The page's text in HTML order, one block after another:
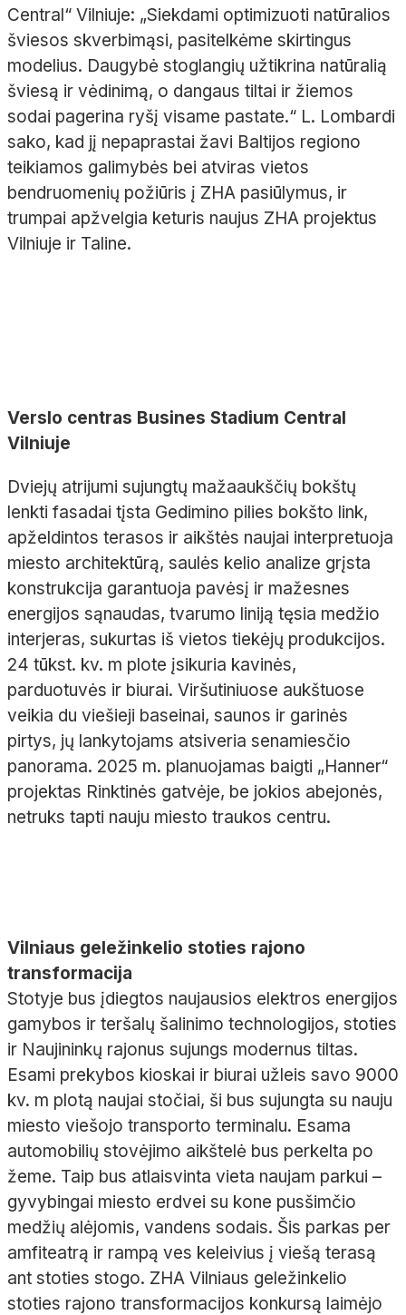
Central“ Vilniuje: „Siekdami optimizuoti natūralios
šviesos skverbimąsi, pasitelkėme skirtingus
modelius. Daugybė stoglangių užtikrina natūralią
šviesą ir vėdinimą, o dangaus tiltai ir žiemos
sodai pagerina ryšį visame pastate.“ L. Lombardi
sako, kad jį nepaprastai žavi Baltijos regiono
teikiamos galimybės bei atviras vietos
bendruomenių požiūris į ZHA pasiūlymus, ir
trumpai apžvelgia keturis naujus ZHA projektus
Vilniuje ir Taline.
Verslo centras Busines Stadium Central
Vilniuje
Dviejų atrijumi sujungtų mažaaukščių bokštų
lenkti fasadai tįsta Gedimino pilies bokšto link,
apželdintos terasos ir aikštės naujai interpretuoja
miesto architektūrą, saulės kelio analize grįsta
konstrukcija garantuoja pavėsį ir mažesnes
energijos sąnaudas, tvarumo liniją tęsia medžio
interjeras, sukurtas iš vietos tiekėjų produkcijos.
24 tūkst. kv. m plote įsikuria kavinės,
parduotuvės ir biurai. Viršutiniuose aukštuose
veikia du viešieji baseinai, saunos ir garinės
pirtys, jų lankytojams atsiveria senamiesčio
panorama. 2025 m. planuojamas baigti „Hanner“
projektas Rinktinės gatvėje, be jokios abejonės,
netruks tapti nauju miesto traukos centru.
Vilniaus geležinkelio stoties rajono
transformacija
Stotyje bus įdiegtos naujausios elektros energijos
gamybos ir teršalų šalinimo technologijos, stoties
ir Naujininkų rajonus sujungs modernus tiltas.
Esami prekybos kioskai ir biurai užleis savo 9000
kv. m plotą naujai stočiai, ši bus sujungta su nauju
miesto viešojo transporto terminalu. Esama
automobilių stovėjimo aikštelė bus perkelta po
žeme. Taip bus atlaisvinta vieta naujam parkui –
gyvybingai miesto erdvei su kone pusšimčio
medžių alėjomis, vandens sodais. Šis parkas per
amfiteatrą ir rampą ves keleivius į viešą terasą
ant stoties stogo. ZHA Vilniaus geležinkelio
stoties rajono transformacijos konkursą laimėjo